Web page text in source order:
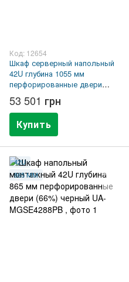
Код: 12654
Шкаф серверный напольный
42U глубина 1055 мм
перфорированные двери
(66%) черный CMS UA-
MGSE42610MPB
53 501 грн
Купить
42U
865 ММ